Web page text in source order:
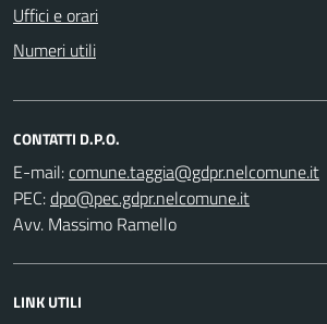
Uffici e orari
Numeri utili
CONTATTI D.P.O.
E-mail:
PEC:
Avv. Massimo Ramello
LINK UTILI